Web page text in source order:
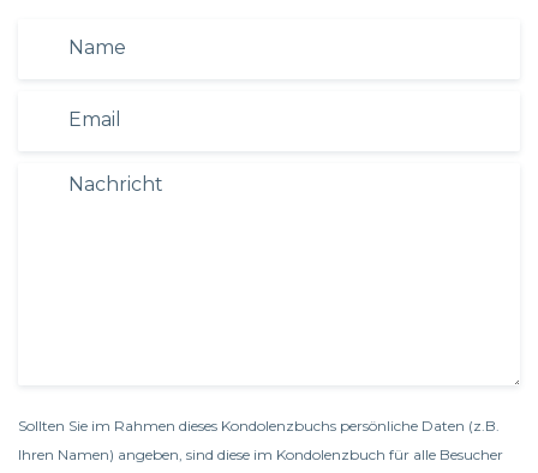
Sollten Sie im Rahmen dieses Kondolenzbuchs persönliche Daten (z.B.
Ihren Namen) angeben, sind diese im Kondolenzbuch für alle Besucher